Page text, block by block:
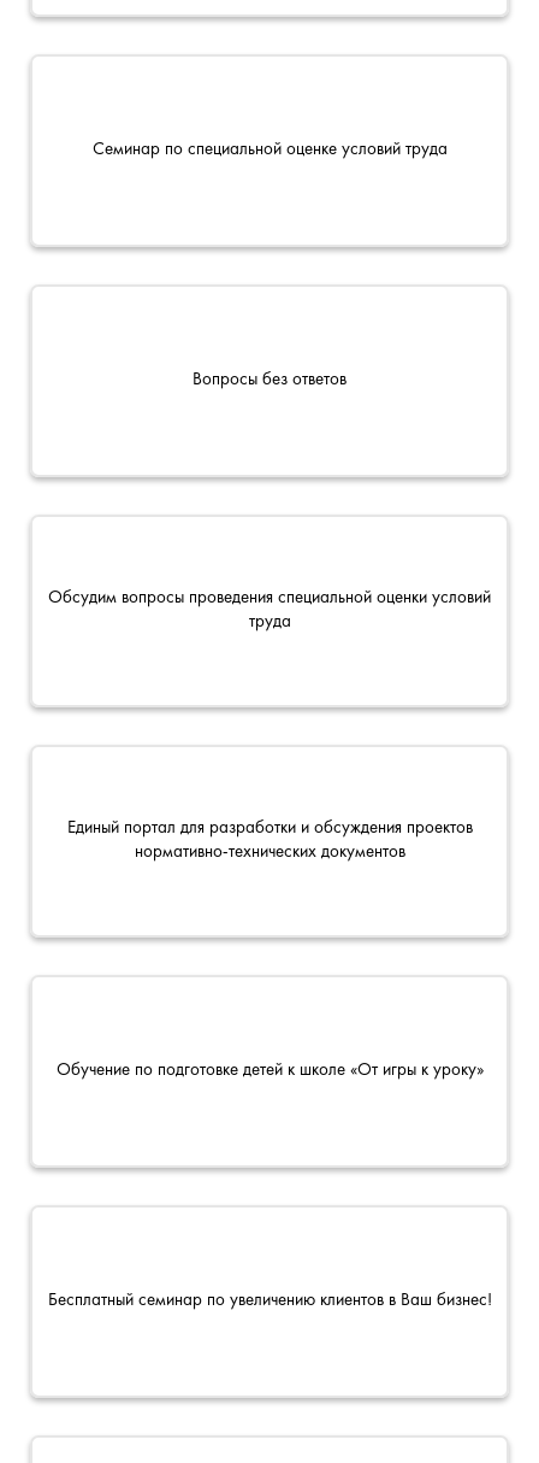
Семинар по специальной оценке условий труда
Вопросы без ответов
Обсудим вопросы проведения специальной оценки условий
труда
Единый портал для разработки и обсуждения проектов
нормативно-технических документов
Обучение по подготовке детей к школе «От игры к уроку»
Бесплатный семинар по увеличению клиентов в Ваш бизнес!